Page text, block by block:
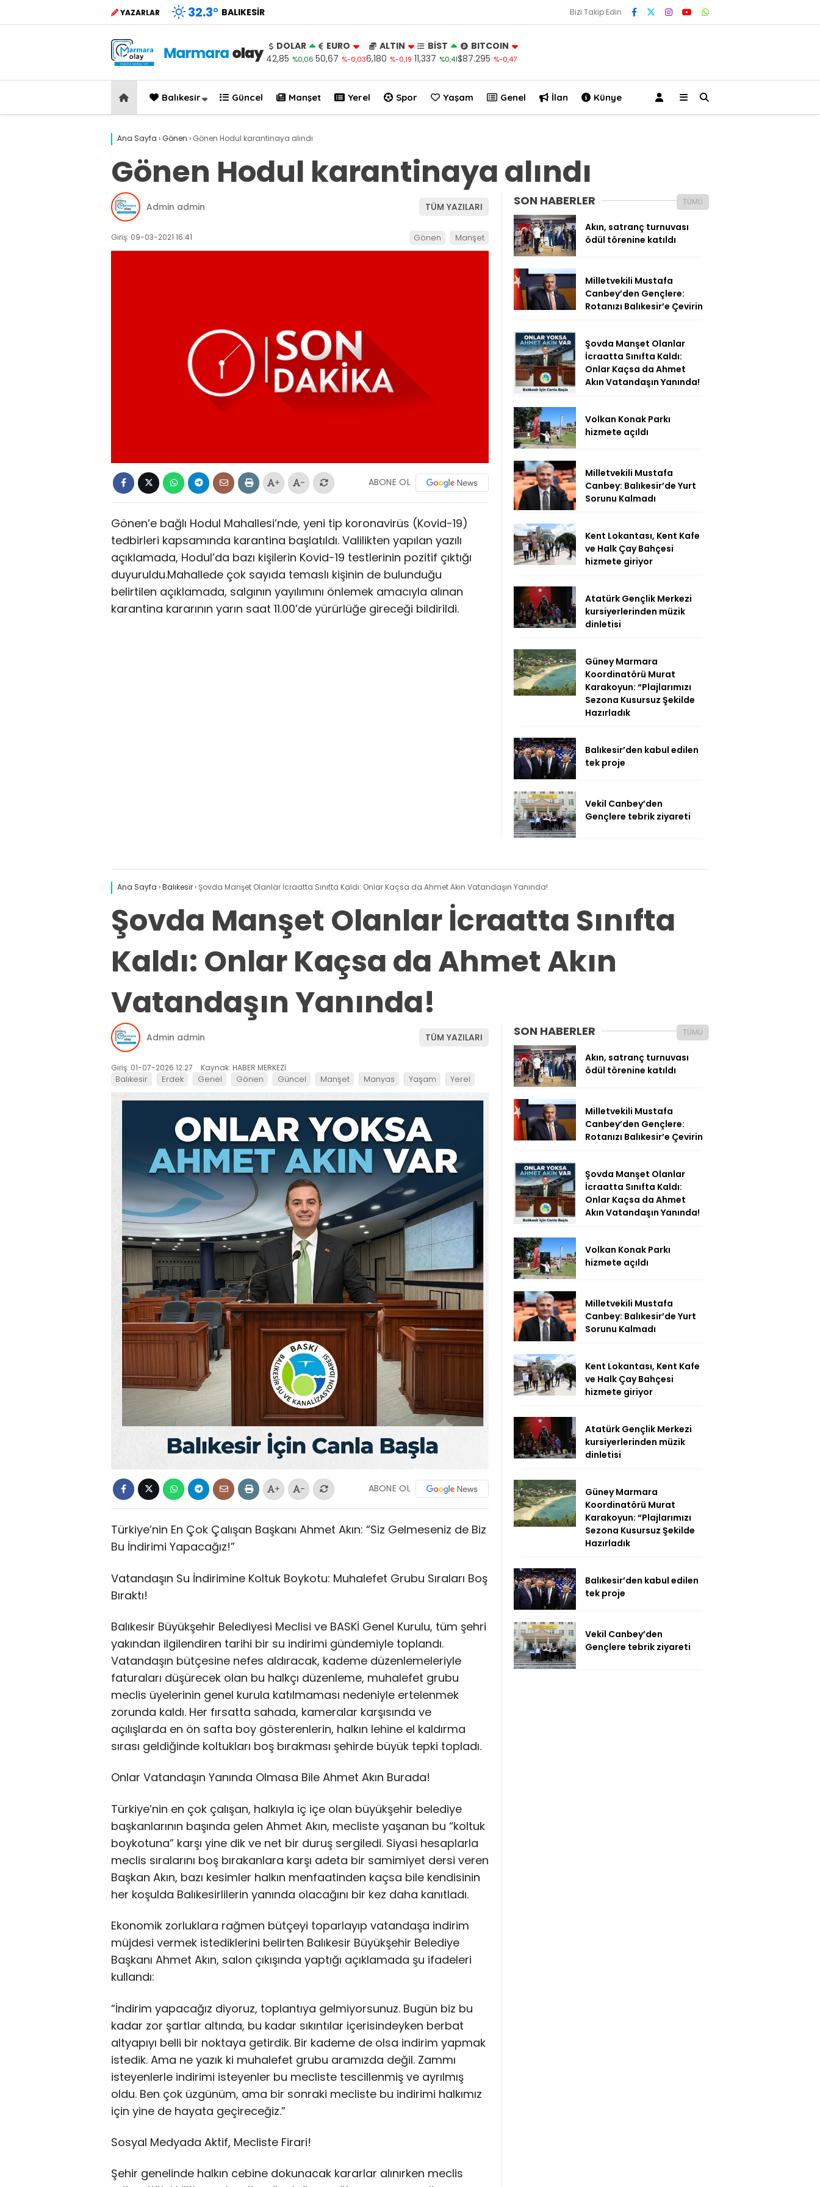
YAZARLAR 32.3° BALIKESIR Bizi Takip Edin
DOLAR
42,85 %0,06
EURO
50,67 %-0,03
ALTIN
6,180 %-0,19
BİST
11,337 %0,41
BITCOIN
$87.295 %-0,47
Balıkesir Güncel Manşet Yerel Spor Yaşam Genel İlan Künye
Ana Sayfa ›Gönen › Gönen Hodul karantinaya alındı
Gönen Hodul karantinaya alındı
Admin admin TÜM YAZILARI
Giriş: 09-03-2021 16:41 Gönen Manşet
+ - ABONE OL
Gönen’e bağlı Hodul Mahallesi’nde, yeni tip koronavirüs (Kovid-19)
tedbirleri kapsamında karantina başlatıldı. Valilikten yapılan yazılı
açıklamada, Hodul’da bazı kişilerin Kovid-19 testlerinin pozitif çıktığı
duyuruldu.Mahallede çok sayıda temaslı kişinin de bulunduğu
belirtilen açıklamada, salgının yayılımını önlemek amacıyla alınan
karantina kararının yarın saat 11.00’de yürürlüğe gireceği bildirildi.
SON HABERLER TÜMÜ
Akın, satranç turnuvası
ödül törenine katıldı
Milletvekili Mustafa
Canbey’den Gençlere:
Rotanızı Balıkesir’e Çevirin
Şovda Manşet Olanlar
İcraatta Sınıfta Kaldı:
Onlar Kaçsa da Ahmet
Akın Vatandaşın Yanında!
Volkan Konak Parkı
hizmete açıldı
Milletvekili Mustafa
Canbey: Balıkesir’de Yurt
Sorunu Kalmadı
Kent Lokantası, Kent Kafe
ve Halk Çay Bahçesi
hizmete giriyor
Atatürk Gençlik Merkezi
kursiyerlerinden müzik
dinletisi
Güney Marmara
Koordinatörü Murat
Karakoyun: “Plajlarımızı
Sezona Kusursuz Şekilde
Hazırladık
Balıkesir’den kabul edilen
tek proje
Vekil Canbey’den
Gençlere tebrik ziyareti
Ana Sayfa ›Balıkesir›Şovda Manşet Olanlar İcraatta Sınıfta Kaldı: Onlar Kaçsa da Ahmet Akın Vatandaşın Yanında!
Şovda Manşet Olanlar İcraatta Sınıfta
Kaldı: Onlar Kaçsa da Ahmet Akın
Vatandaşın Yanında!
Admin admin TÜM YAZILARI
Giriş: 01-07-2026 12:27 Kaynak: HABER MERKEZİ
Balıkesir Erdek Genel Gönen Güncel Manşet Manyas Yaşam Yerel
+ - ABONE OL
Türkiye’nin En Çok Çalışan Başkanı Ahmet Akın: “Siz Gelmeseniz de Biz
Bu İndirimi Yapacağız!”
Vatandaşın Su İndirimine Koltuk Boykotu: Muhalefet Grubu Sıraları Boş
Bıraktı!
Balıkesir Büyükşehir Belediyesi Meclisi ve BASKİ Genel Kurulu, tüm şehri
yakından ilgilendiren tarihi bir su indirimi gündemiyle toplandı.
Vatandaşın bütçesine nefes aldıracak, kademe düzenlemeleriyle
faturaları düşürecek olan bu halkçı düzenleme, muhalefet grubu
meclis üyelerinin genel kurula katılmaması nedeniyle ertelenmek
zorunda kaldı. Her fırsatta sahada, kameralar karşısında ve
açılışlarda en ön safta boy gösterenlerin, halkın lehine el kaldırma
sırası geldiğinde koltukları boş bırakması şehirde büyük tepki topladı.
Onlar Vatandaşın Yanında Olmasa Bile Ahmet Akın Burada!
Türkiye’nin en çok çalışan, halkıyla iç içe olan büyükşehir belediye
başkanlarının başında gelen Ahmet Akın, mecliste yaşanan bu “koltuk
boykotuna” karşı yine dik ve net bir duruş sergiledi. Siyasi hesaplarla
meclis sıralarını boş bırakanlara karşı adeta bir samimiyet dersi veren
Başkan Akın, bazı kesimler halkın menfaatinden kaçsa bile kendisinin
her koşulda Balıkesirlilerin yanında olacağını bir kez daha kanıtladı.
Ekonomik zorluklara rağmen bütçeyi toparlayıp vatandaşa indirim
müjdesi vermek istediklerini belirten Balıkesir Büyükşehir Belediye
Başkanı Ahmet Akın, salon çıkışında yaptığı açıklamada şu ifadeleri
kullandı:
“İndirim yapacağız diyoruz, toplantıya gelmiyorsunuz. Bugün biz bu
kadar zor şartlar altında, bu kadar sıkıntılar içerisindeyken berbat
altyapıyı belli bir noktaya getirdik. Bir kademe de olsa indirim yapmak
istedik. Ama ne yazık ki muhalefet grubu aramızda değil. Zammı
isteyenlerle indirimi isteyenler bu mecliste tescillenmiş ve ayrılmış
oldu. Ben çok üzgünüm, ama bir sonraki mecliste bu indirimi halkımız
için yine de hayata geçireceğiz.”
Sosyal Medyada Aktif, Mecliste Firari!
Şehir genelinde halkın cebine dokunacak kararlar alınırken meclis
SON HABERLER TÜMÜ
Akın, satranç turnuvası
ödül törenine katıldı
Milletvekili Mustafa
Canbey’den Gençlere:
Rotanızı Balıkesir’e Çevirin
Şovda Manşet Olanlar
İcraatta Sınıfta Kaldı:
Onlar Kaçsa da Ahmet
Akın Vatandaşın Yanında!
Volkan Konak Parkı
hizmete açıldı
Milletvekili Mustafa
Canbey: Balıkesir’de Yurt
Sorunu Kalmadı
Kent Lokantası, Kent Kafe
ve Halk Çay Bahçesi
hizmete giriyor
Atatürk Gençlik Merkezi
kursiyerlerinden müzik
dinletisi
Güney Marmara
Koordinatörü Murat
Karakoyun: “Plajlarımızı
Sezona Kusursuz Şekilde
Hazırladık
Balıkesir’den kabul edilen
tek proje
Vekil Canbey’den
Gençlere tebrik ziyareti